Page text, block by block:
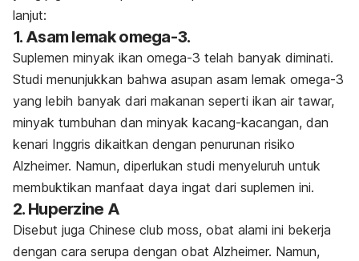
lanjut:
1. Asam lemak omega-3.
Suplemen minyak ikan omega-3 telah banyak diminati.
Studi menunjukkan bahwa asupan asam lemak omega-3
yang lebih banyak dari makanan seperti ikan air tawar,
minyak tumbuhan dan minyak kacang-kacangan, dan
kenari Inggris dikaitkan dengan penurunan risiko
Alzheimer. Namun, diperlukan studi menyeluruh untuk
membuktikan manfaat daya ingat dari suplemen ini.
2. Huperzine A
Disebut juga Chinese club moss, obat alami ini bekerja
dengan cara serupa dengan obat Alzheimer. Namun,